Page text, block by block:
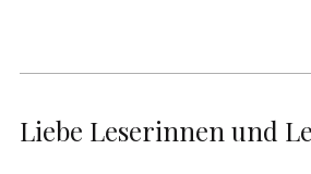
Liebe Leserinnen und